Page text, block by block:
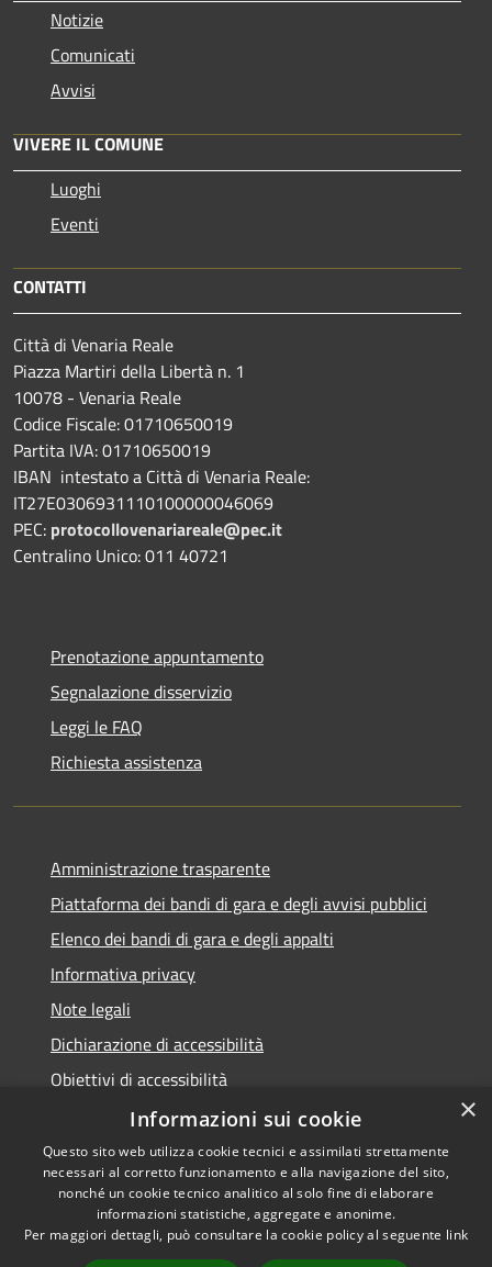
Notizie
Comunicati
Avvisi
VIVERE IL COMUNE
Luoghi
Eventi
CONTATTI
Città di Venaria Reale
Piazza Martiri della Libertà n. 1
10078 - Venaria Reale
Codice Fiscale: 01710650019
Partita IVA: 01710650019
IBAN intestato a Città di Venaria Reale:
IT27E0306931110100000046069
PEC: protocollovenariareale@pec.it
Centralino Unico: 011 40721
Prenotazione appuntamento
Segnalazione disservizio
Leggi le FAQ
Richiesta assistenza
Amministrazione trasparente
Piattaforma dei bandi di gara e degli avvisi pubblici
Elenco dei bandi di gara e degli appalti
Informativa privacy
Note legali
Dichiarazione di accessibilità
Obiettivi di accessibilità
Accessibilità
Privacy
×
Informazioni sui cookie
Questo sito web utilizza cookie tecnici e assimilati strettamente
necessari al corretto funzionamento e alla navigazione del sito,
nonché un cookie tecnico analitico al solo fine di elaborare
informazioni statistiche, aggregate e anonime.
Per maggiori dettagli, può consultare la cookie policy al seguente link